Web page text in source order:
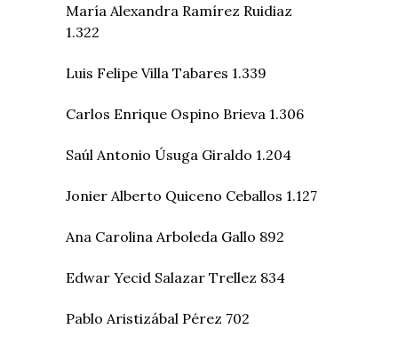
María Alexandra Ramírez Ruidiaz
1.322
Luis Felipe Villa Tabares 1.339
Carlos Enrique Ospino Brieva 1.306
Saúl Antonio Úsuga Giraldo 1.204
Jonier Alberto Quiceno Ceballos 1.127
Ana Carolina Arboleda Gallo 892
Edwar Yecid Salazar Trellez 834
Pablo Aristizábal Pérez 702